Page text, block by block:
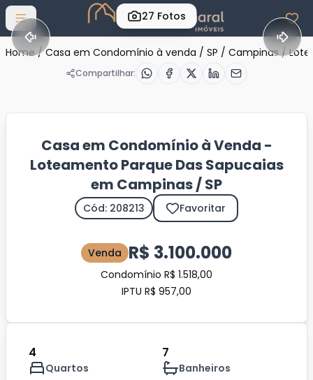
Abrir menu
27 Fotos
Home / Casa em Condomínio à venda / SP / Campinas /
Compartilhar:
Casa em Condomínio à Venda -
Loteamento Parque Das Sapucaias
em Campinas / SP
Cód: 208213 Favoritar
Venda R$ 3.100.000
Condomínio R$ 1.518,00
IPTU R$ 957,00
4
Quartos
7
Banheiros